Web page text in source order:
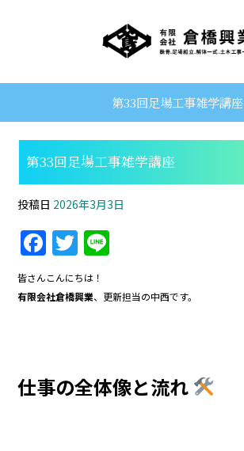
第33回足場工事雑学講座
第33回足場工事雑学講座
投稿日 2026年3月3日
F
a
c
o
o
T
w
itt e
皆さんこんにちは！
有限会社倉橋興業、更新担当の中西です。
仕事の全体像と流れ